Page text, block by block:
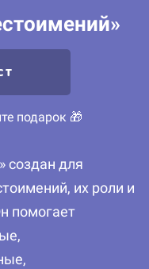
подарок 🎁
создан для
их роли и
помогает